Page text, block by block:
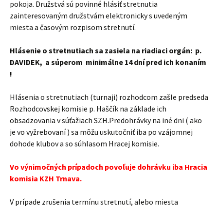
pokoja. Družstvá sú povinné hlásiť stretnutia
zainteresovaným družstvám elektronicky s uvedeným
miesta a časovým rozpisom stretnutí.
Hlásenie o stretnutiach sa zasiela na riadiaci orgán: p.
DAVIDEK, a súperom minimálne 14 dní pred ich konaním
!
Hlásenia o stretnutiach (turnaji) rozhodcom zašle predseda
Rozhodcovskej komisie p. Haščík na základe ich
obsadzovania v súťažiach SZH.Predohrávky na iné dni ( ako
je vo vyžrebovaní ) sa môžu uskutočniť iba po vzájomnej
dohode klubov a so súhlasom Hracej komisie.
Vo výnimočných prípadoch povoľuje dohrávku iba Hracia
komisia KZH Trnava.
V prípade zrušenia termínu stretnutí, alebo miesta